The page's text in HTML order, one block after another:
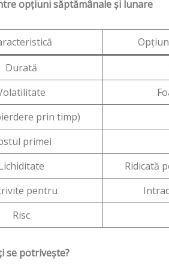
opțiuni săptămânale și lunare
Durată
prin timp)
primei
Ridicată
pentru
Risc
se potrivește?